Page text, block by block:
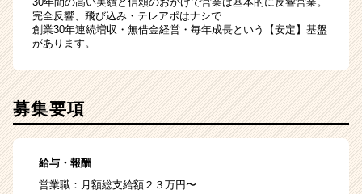
完全反響、飛び込み・テレアポはナシで
創業30年連続増収・無借金経営・毎年成長という【安定】基盤
があります。
募集要項
給与・報酬
営業職：月額総支給額２３万円〜